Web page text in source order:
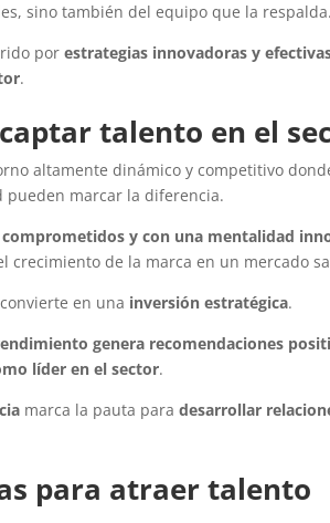
sino también del equipo que la respalda.
porestrategias innovadoras y
.
talento en el
altamente dinámico y competitivo
pueden marcar la diferencia.
comprometidos y con una mentalidad
crecimiento de la marca en un mercado
en una inversión estratégica.
genera recomendaciones
líder en el sector.
marca la pauta paradesarrollar
para atraer talento